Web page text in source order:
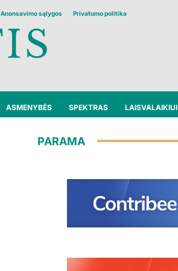
Anonsavimo sąlygos Privatumo politika
ASMENYBĖS SPEKTRAS LAISVALAIKIUI
PARAMA